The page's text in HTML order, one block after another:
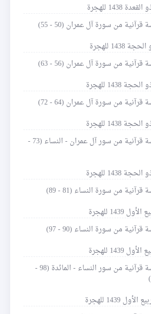
قرآنية من سورة آل عمران (50 - 55)
قرآنية من سورة آل عمران (56 - 63)
قرآنية من سورة آل عمران (64 - 72)
جلسة قرآنية من سور آل عمران - النساء (73 -
قرآنية من سورة النساء (81 - 89)
قرآنية من سورة النساء (90 - 97)
جلسة قرآنية من سور النساء - المائدة (98 -